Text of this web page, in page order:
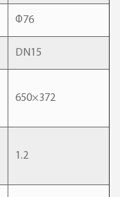
Φ76
DN15
650×372
1.2